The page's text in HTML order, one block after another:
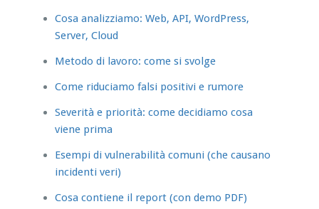
Cosa analizziamo: Web, API, WordPress,
Server, Cloud
Metodo di lavoro: come si svolge
Come riduciamo falsi positivi e rumore
Severità e priorità: come decidiamo cosa
viene prima
Esempi di vulnerabilità comuni (che causano
incidenti veri)
Cosa contiene il report (con demo PDF)